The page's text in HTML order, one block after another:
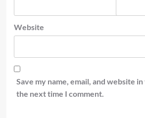
Website
Save my name, email, and website
the next time I comment.